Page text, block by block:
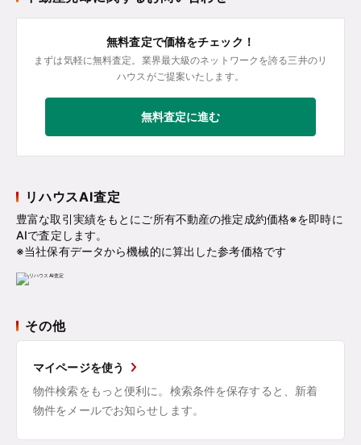
無料査定で価格をチェック！
まずは気軽に無料査定。業界最大級のネットワークを誇る三井のリ
ハウスがご提案いたします。
無料査定に進む
リハウスAI査定
豊富な取引実績をもとにご所有不動産の推定成約価格※を即時に
AIで査定します。
※当社保有データから機械的に算出した参考価格です
その他
マイページを使う
物件検索をもっと便利に。検索条件を保存すると、新着
物件をメールでお知らせします。